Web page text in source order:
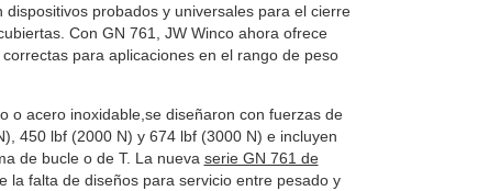
dispositivos probados y universales para el cierre
Con GN 761, JW Winco ahora ofrece
para aplicaciones en el rango de peso
o acero inoxidable,se diseñaron con fuerzas de
450 lbf (2000 N) y 674 lbf (3000 N) e incluyen
de bucle o de T. La nueva serie GN 761 de
la falta de diseños para servicio entre pesado y